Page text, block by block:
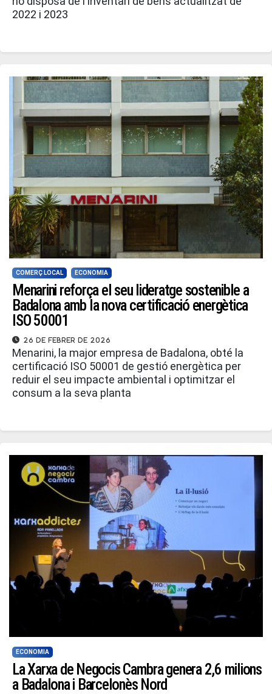
2022 i 2023
COMERÇ LOCAL ECONOMIA
Menarini reforça el seu lideratge sostenible a
Badalona amb la nova certificació energètica
ISO 50001
26 de febrer de 2026
Menarini, la major empresa de Badalona, obté la
certificació ISO 50001 de gestió energètica per
reduir el seu impacte ambiental i optimitzar el
consum a la seva planta
ECONOMIA
La Xarxa de Negocis Cambra genera 2,6 milions
a Badalona i Barcelonès Nord